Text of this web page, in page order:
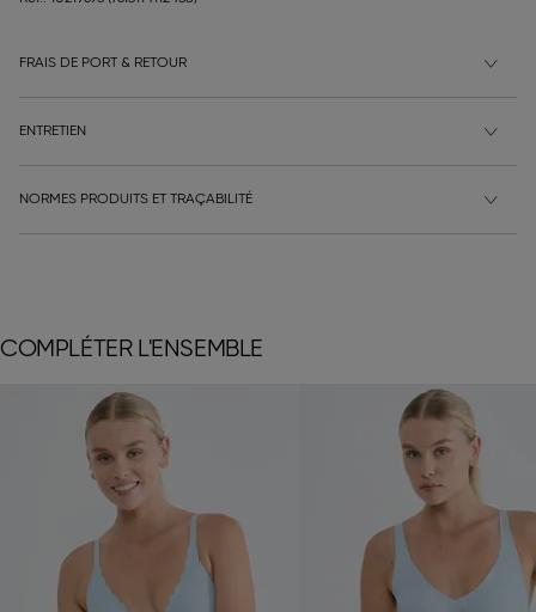
FRAIS DE PORT & RETOUR
ENTRETIEN
NORMES PRODUITS ET TRAÇABILITÉ
COMPLÉTER L'ENSEMBLE